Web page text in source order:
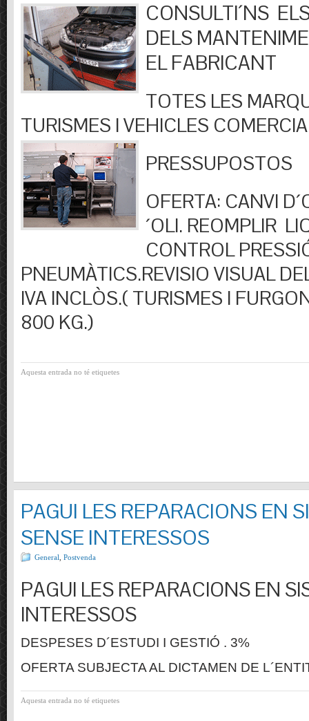
CONSULTI´NS
DELS
EL FABRICANT
TOTES LES
TURISMES I VEHICLES
PRESSUPOSTOS
OFERTA: CANVI
´OLI. REOMPLIR
CONTROL
PNEUMÀTICS.REVISIO VISUAL
IVA INCLÒS.( TURISMES I
800 KG.)
Aquesta entrada no té etiquetes
PAGUI LES REPARACIONS EN
SENSE INTERESSOS
General Postvenda
PAGUI LES REPARACIONS EN
INTERESSOS
DESPESES D´ESTUDI I GESTIÓ . 3%
OFERTA SUBJECTA AL DICTAMEN DE
Aquesta entrada no té etiquetes